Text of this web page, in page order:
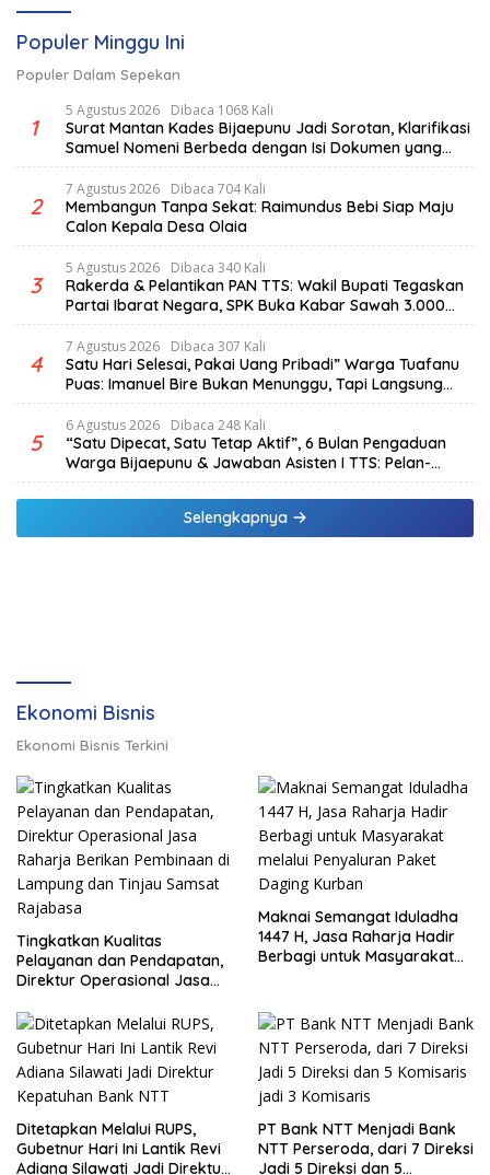
Populer Minggu Ini
Populer Dalam Sepekan
1
5 Agustus 2026 Dibaca 1068 Kali
Surat Mantan Kades Bijaepunu Jadi Sorotan, Klarifikasi
Samuel Nomeni Berbeda dengan Isi Dokumen yang
Beredar
2
7 Agustus 2026 Dibaca 704 Kali
Membangun Tanpa Sekat: Raimundus Bebi Siap Maju
Calon Kepala Desa Olaia
3
5 Agustus 2026 Dibaca 340 Kali
Rakerda & Pelantikan PAN TTS: Wakil Bupati Tegaskan
Partai Ibarat Negara, SPK Buka Kabar Sawah 3.000
Hektar & Larangan Politik Uang
4
7 Agustus 2026 Dibaca 307 Kali
Satu Hari Selesai, Pakai Uang Pribadi” Warga Tuafanu
Puas: Imanuel Bire Bukan Menunggu, Tapi Langsung
Bekerja
5
6 Agustus 2026 Dibaca 248 Kali
“Satu Dipecat, Satu Tetap Aktif”, 6 Bulan Pengaduan
Warga Bijaepunu & Jawaban Asisten I TTS: Pelan-
pelan, Tapi Pasti.
Selengkapnya
Ekonomi Bisnis
Ekonomi Bisnis Terkini
Tingkatkan Kualitas
Pelayanan dan Pendapatan,
Direktur Operasional Jasa
di Lampung dan Tinjau
Samsat Rajabasa
Maknai Semangat Iduladha
1447 H, Jasa Raharja Hadir
Berbagi untuk Masyarakat
Ditetapkan Melalui RUPS,
Gubetnur Hari Ini Lantik Revi
Adiana Silawati Jadi Direktur
PT Bank NTT Menjadi Bank
NTT Perseroda, dari 7 Direksi
Jadi 5 Direksi dan 5